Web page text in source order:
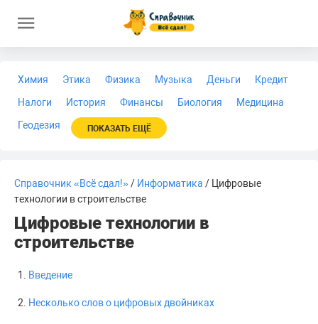
Химия Этика Физика Музыка Деньги
Кредит
Налоги
История Финансы Биология
Медицина
Геодезия
ПОКАЗАТЬ ЕЩЁ
Справочник «Всё сдал!»/ Информатика / Цифровые
технологии в строительстве
Цифровые технологии в
строительстве
Введение
Несколько слов о цифровых двойниках